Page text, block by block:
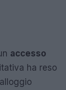
accesso
ha reso